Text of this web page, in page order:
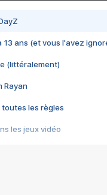
13 ans (et vous l'avez
(littéralement)
Rayan
toutes les règles
les jeux vidéo